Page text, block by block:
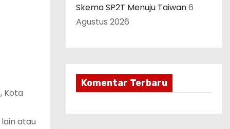
Kota
atau
Skema SP2T Menuju Taiwan6
Agustus 2026
Komentar Terbaru